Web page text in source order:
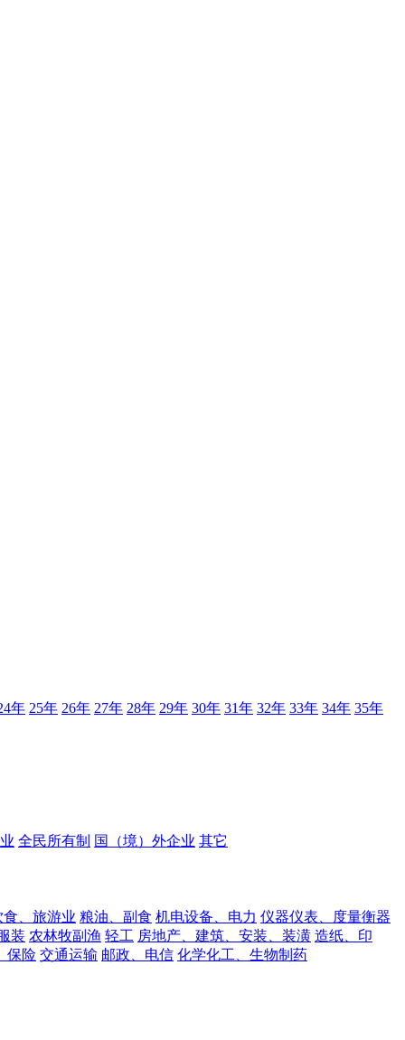
年 25年 26年 27年 28年 29年 30年 31年 32年 33年 34年 35年
全民所有制 国（境）外企业 其它
食、旅游业 粮油、副食 机电设备、电力 仪器仪表、度量衡器
装 农林牧副渔 轻工 房地产、建筑、安装、装潢 造纸、印
保险 交通运输 邮政、电信 化学化工、生物制药